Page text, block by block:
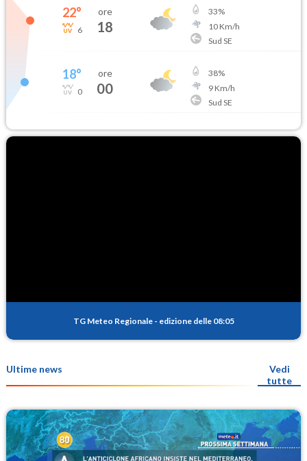
22°
6
ore
18
33%
10Km/h
Sud SE
18°
0
ore
00
38%
9Km/h
Sud SE
TG Meteo Regionale - edizione delle 08:05
Ultime news
Vedi
tutte